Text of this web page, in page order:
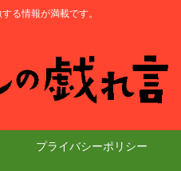
る情報が満載です。
プライバシーポリシー